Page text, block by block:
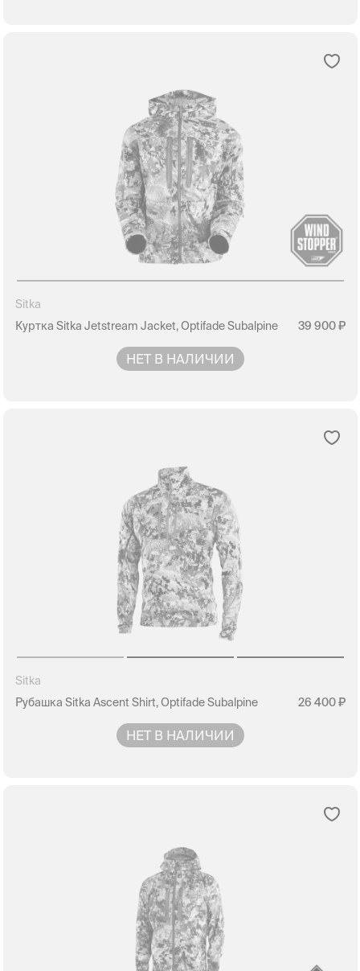
Sitka
Куртка Sitka Jetstream Jacket, Optifade Subalpine
39 900
НЕТ В НАЛИЧИИ
Sitka
Рубашка Sitka Ascent Shirt, Optifade Subalpine
26 400
НЕТ В НАЛИЧИИ